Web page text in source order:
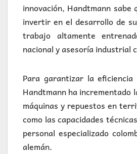
innovación, Handtmann sabe
invertir en el desarrollo de
trabajo altamente
nacional y asesoría industrial
Para garantizar la eficiencia
Handtmann ha incrementado
máquinas y repuestos en
como las capacidades
personal especializado
alemán.